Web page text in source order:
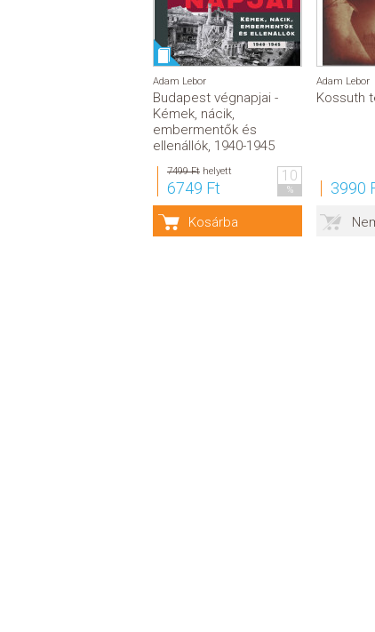
Adam Lebor
Budapest végnapjai -
Kémek, nácik,
embermentők és
ellenállók, 1940-1945
7499 Ft helyett
6749 Ft
10
%
Kosárba
Adam Lebor
Kossuth
3990